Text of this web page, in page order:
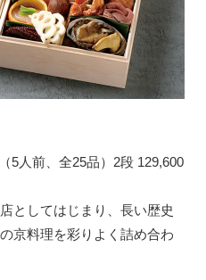
5人前、全25品）2段 129,600
としてはじまり、長い歴史
京料理を彩りよく詰め合わ